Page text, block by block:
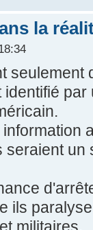
la
seulement
un
ils
militaires.